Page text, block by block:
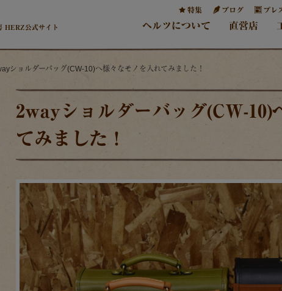
HERZ公式サイト
特集 ブログ プレ
ヘルツについて 直営店
ショルダーバッグ(CW-10)へ様々なモノを入れてみました！
2wayショルダーバッグ(CW-10)
てみました！